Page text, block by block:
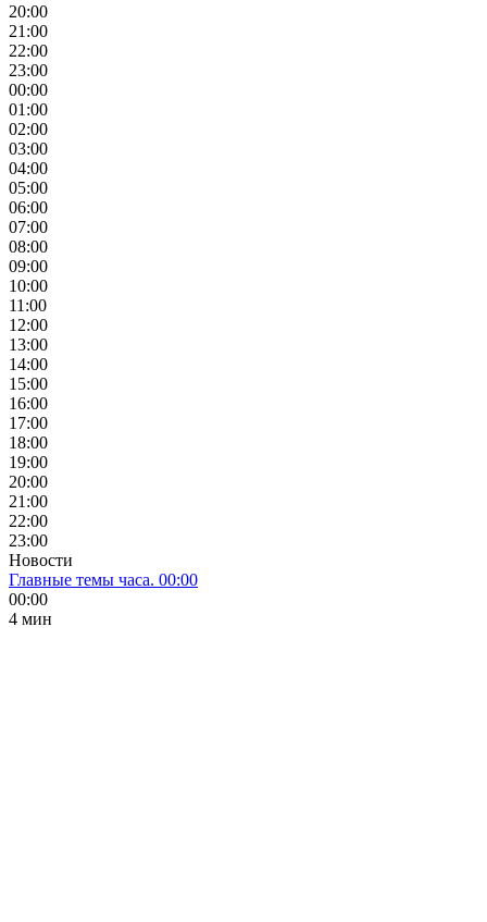
20:00
21:00
22:00
23:00
00:00
01:00
02:00
03:00
04:00
05:00
06:00
07:00
08:00
09:00
10:00
11:00
12:00
13:00
14:00
15:00
16:00
17:00
18:00
19:00
20:00
21:00
22:00
23:00
Новости
Главные темы часа. 00:00
00:00
4 мин